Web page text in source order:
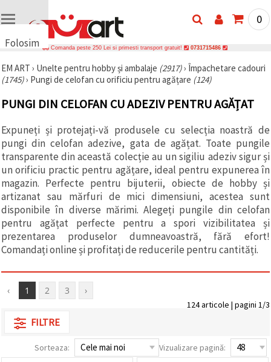
Folosim
uri
🍪 Folosim
și
similare
pentru a
asigura
funcționarea
corectă a
site-ului,
pentru a vă
îmbunătăți
experiența
și, cu
acordul
dumneavoastră,
pentru a
analiza
afișa
reclame
inclusiv cu
ajutorul
analiză și
0
Comanda peste 250 Lei si primesti transport gratuit! 0731715486
EM ART › Unelte pentru hobby și ambalaje (2917)› Împachetare cadouri
(1745)› Pungi de celofan cu orificiu pentru agățare (124)
PUNGI DIN CELOFAN CU ADEZIV PENTRU AGĂȚAT
Expuneți și protejați-vă produsele cu selecția noastră de
pungi din celofan adezive, gata de agățat. Toate pungile
transparente din această colecție au un sigiliu adeziv sigur și
un orificiu practic pentru agățare, ideal pentru expunerea în
magazin. Perfecte pentru bijuterii, obiecte de hobby și
artizanat sau mărfuri de mici dimensiuni, acestea sunt
disponibile în diverse mărimi. Alegeți pungile din celofan
pentru agățat perfecte pentru a spori vizibilitatea și
prezentarea produselor dumneavoastră, fără efort!
Comandați online și profitați de reducerile pentru cantități.
‹ 1 2 3 ›
124 articole | pagini 1/3
FILTRE
Sorteaza: Vizualizare pagină: